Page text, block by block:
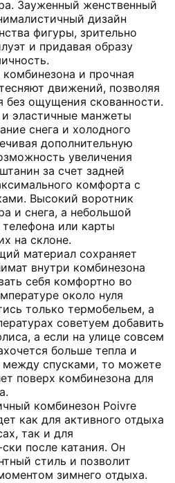
Зауженный женственный
дизайн
фигуры, зрительно
и придавая образу
и прочная
движений, позволяя
без ощущения скованности.
эластичные манжеты
снега и холодного
дополнительную
увеличения
за счет задней
комфорта с
Высокий воротник
и снега, а небольшой
или карты
на склоне.
материал сохраняет
внутри комбинезона
себя комфортно во
около нуля
только термобельем, а
советуем добавить
а если на улице совсем
больше тепла и
спусками, то можете
поверх комбинезона для
комбинезон Poivre
как для активного отдыха
так и для
после катания. Он
стиль и позволит
зимнего отдыха.